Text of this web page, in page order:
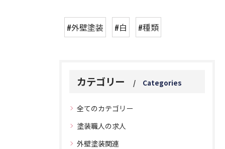
#外壁塗装 #白 #種類
カテゴリー Categories
全てのカテゴリー
塗装職人の求人
外壁塗装関連